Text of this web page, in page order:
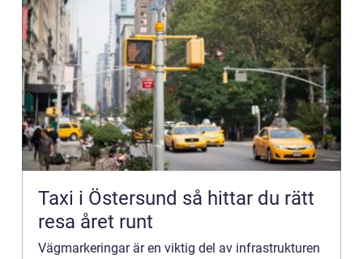
Taxi i Östersund så hittar du rätt
resa året runt
Vägmarkeringar är en viktig del av infrastrukturen